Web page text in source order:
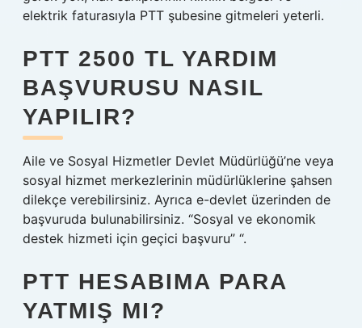
elektrik faturasıyla PTT şubesine gitmeleri yeterli.
PTT 2500 TL YARDIM
BAŞVURUSU NASIL
YAPILIR?
Aile ve Sosyal Hizmetler Devlet Müdürlüğü’ne veya
sosyal hizmet merkezlerinin müdürlüklerine şahsen
dilekçe verebilirsiniz. Ayrıca e-devlet üzerinden de
başvuruda bulunabilirsiniz. “Sosyal ve ekonomik
destek hizmeti için geçici başvuru” “.
PTT HESABIMA PARA
YATMIŞ MI?